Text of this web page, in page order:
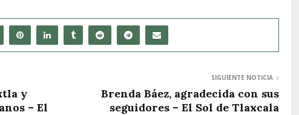
y
– El
SIGUIENTE NOTICIA
Brenda Báez, agradecida con sus
seguidores – El Sol de Tlaxcala